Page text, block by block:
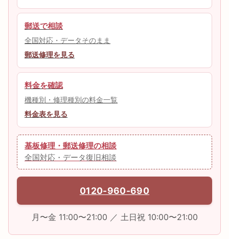
郵送で相談
全国対応・データそのまま
郵送修理を見る
料金を確認
機種別・修理種別の料金一覧
料金表を見る
基板修理・郵送修理の相談
全国対応・データ復旧相談
0120-960-690
月〜金 11:00〜21:00 ／ 土日祝 10:00〜21:00